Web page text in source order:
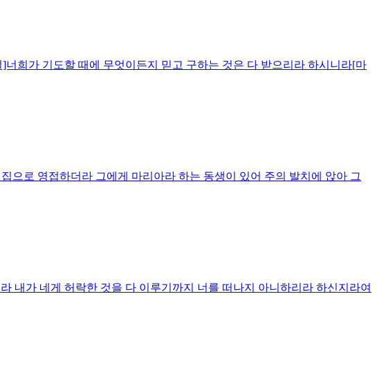
희가 기도할 때에 무엇이든지 믿고 구하는 것은 다 받으리라 하시니라[마
으로 영접하더라 그에게 마리아라 하는 동생이 있어 주의 발치에 앉아 그
내가 네게 허락한 것을 다 이루기까지 너를 떠나지 아니하리라 하신지라여